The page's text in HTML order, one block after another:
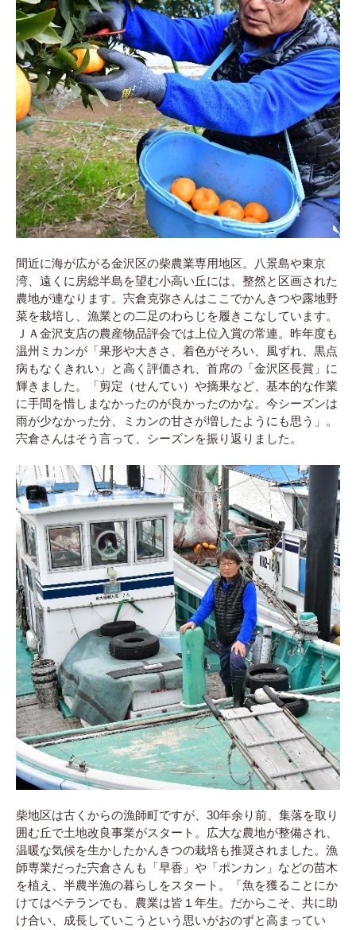
間近に海が広がる金沢区の柴農業専用地区。八景島や東京
湾、遠くに房総半島を望む小高い丘には、整然と区画された
農地が連なります。宍倉克弥さんはここでかんきつや露地野
菜を栽培し、漁業との二足のわらじを履きこなしています。
ＪＡ金沢支店の農産物品評会では上位入賞の常連。昨年度も
温州ミカンが「果形や大きさ、着色がそろい、風ずれ、黒点
病もなくきれい」と高く評価され、首席の「金沢区長賞」に
輝きました。「剪定（せんてい）や摘果など、基本的な作業
に手間を惜しまなかったのが良かったのかな。今シーズンは
雨が少なかった分、ミカンの甘さが増したようにも思う」。
宍倉さんはそう言って、シーズンを振り返りました。
柴地区は古くからの漁師町ですが、30年余り前、集落を取り
囲む丘で土地改良事業がスタート。広大な農地が整備され、
温暖な気候を生かしたかんきつの栽培も推奨されました。漁
師専業だった宍倉さんも「早香」や「ポンカン」などの苗木
を植え、半農半漁の暮らしをスタート。「魚を獲ることにか
けてはベテランでも、農業は皆１年生。だからこそ、共に助
け合い、成長していこうという思いがおのずと高まってい